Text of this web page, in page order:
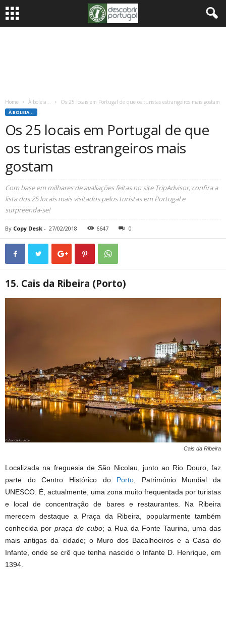
Home À boleia... Os 25 locais em Portugal de que os turistas estrangeiros mais gostam
À BOLEIA...
Os 25 locais em Portugal de que
os turistas estrangeiros mais
gostam
Com base em milhares de avaliações feitas no site TripAdvisor, confira a
lista dos 25 locais mais visitados pelos turistas em Portugal e
surpreenda-se!
By Copy Desk - 27/02/2018 6647 0
15. Cais da Ribeira (Porto)
Cais da Ribeira
Localizada na freguesia de São Nicolau, junto ao Rio Douro, faz
parte do Centro Histórico do Porto , Património Mundial da
UNESCO. É, actualmente, uma zona muito frequentada por turistas
e local de concentração de bares e restaurantes. Na Ribeira
merecem destaque a Praça da Ribeira, popularmente também
conhecida por praça do cubo; a Rua da Fonte Taurina, uma das
mais antigas da cidade; o Muro dos Bacalhoeiros e a Casa do
Infante, onde se crê que tenha nascido o Infante D. Henrique, em
1394.